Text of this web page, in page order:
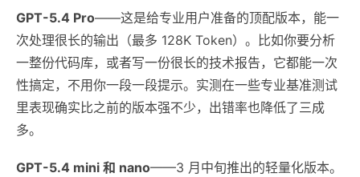
GPT-5.4 Pro——这是给专业用户准备的顶配版本，能一
次处理很长的输出（最多 128K Token）。比如你要分析
一整份代码库，或者写一份很长的技术报告，它都能一次
性搞定，不用你一段一段提示。实测在一些专业基准测试
里表现确实比之前的版本强不少，出错率也降低了三成
多。
GPT-5.4 mini 和 nano——3 月中旬推出的轻量化版本。